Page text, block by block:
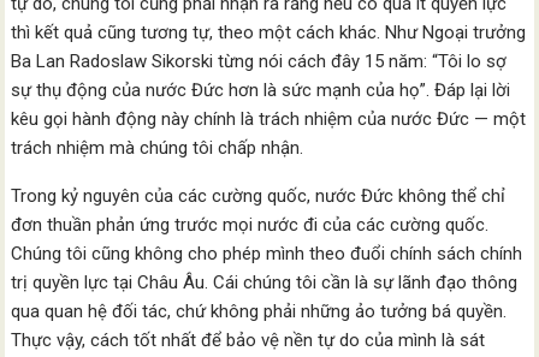
thì kết quả cũng tương tự, theo một cách khác. Như Ngoại trưởng
Ba Lan Radoslaw Sikorski từng nói cách đây 15 năm: “Tôi lo sợ
sự thụ động của nước Đức hơn là sức mạnh của họ”. Đáp lại lời
kêu gọi hành động này chính là trách nhiệm của nước Đức — một
trách nhiệm mà chúng tôi chấp nhận.
Trong kỷ nguyên của các cường quốc, nước Đức không thể chỉ
đơn thuần phản ứng trước mọi nước đi của các cường quốc.
Chúng tôi cũng không cho phép mình theo đuổi chính sách chính
trị quyền lực tại Châu Âu. Cái chúng tôi cần là sự lãnh đạo thông
qua quan hệ đối tác, chứ không phải những ảo tưởng bá quyền.
Thực vậy, cách tốt nhất để bảo vệ nền tự do của mình là sát